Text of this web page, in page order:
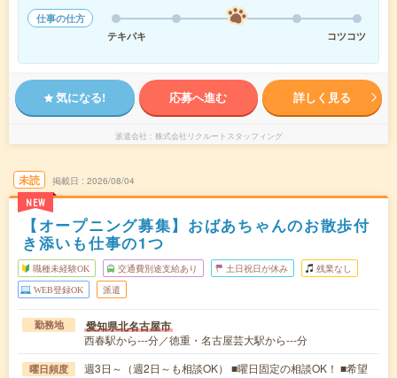
仕事の仕方
テキパキ
コツコツ
気になる! 応募へ進む 詳しく見る
派遣会社 株式会社リクルートスタッフィング
未読
NEW
掲載日 2026/08/04
【オープニング募集】おばあちゃんのお散歩付
き添いも仕事の1つ
職種未経験OK 交通費別途支給あり 土日祝日が休み 残業なし
WEB登録OK 派遣
勤務地 愛知県北名古屋市
西春駅から---分／徳重・名古屋芸大駅から---分
曜日頻度
週3日～（週2日～も相談OK） ■曜日固定の相談OK！ ■希望